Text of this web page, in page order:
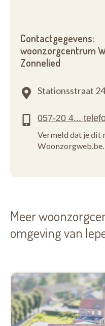
Contactgegevens:
woonzorgcentrum
Zonnelied
Stationsstraat
Vermeld dat je dit
Meer
omgeving van